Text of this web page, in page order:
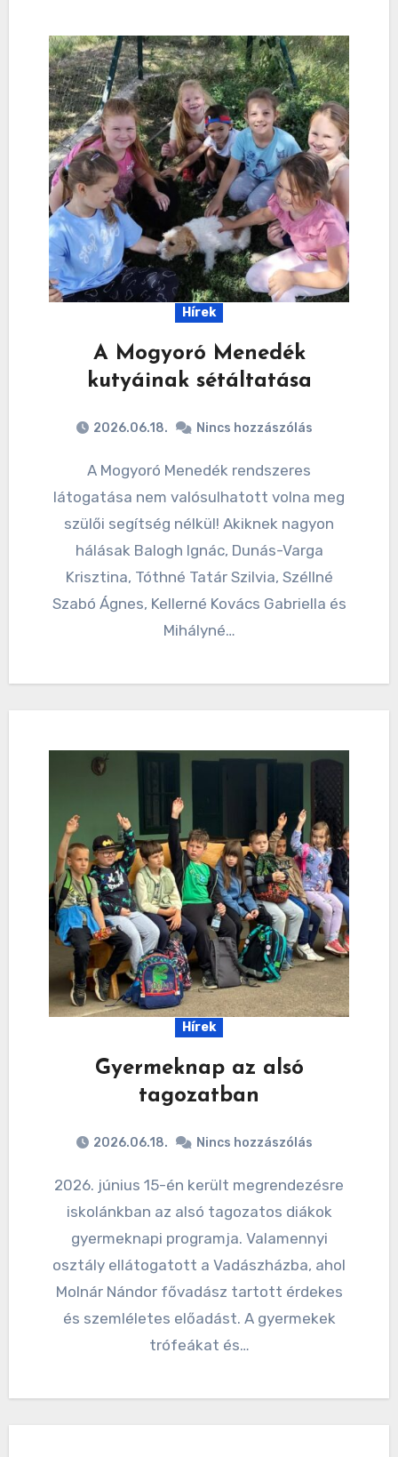
Hírek
A Mogyoró Menedék
kutyáinak sétáltatása
2026.06.18. Nincs hozzászólás
A Mogyoró Menedék rendszeres
látogatása nem valósulhatott volna meg
szülői segítség nélkül! Akiknek nagyon
hálásak Balogh Ignác, Dunás-Varga
Krisztina, Tóthné Tatár Szilvia, Széllné
Szabó Ágnes, Kellerné Kovács Gabriella és
Mihályné…
Hírek
Gyermeknap az alsó
tagozatban
2026.06.18. Nincs hozzászólás
2026. június 15-én került megrendezésre
iskolánkban az alsó tagozatos diákok
gyermeknapi programja. Valamennyi
osztály ellátogatott a Vadászházba, ahol
Molnár Nándor fővadász tartott érdekes
és szemléletes előadást. A gyermekek
trófeákat és…